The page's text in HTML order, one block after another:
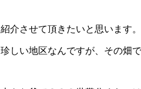
介させて頂きたいと思います。
しい地区なんですが、その畑